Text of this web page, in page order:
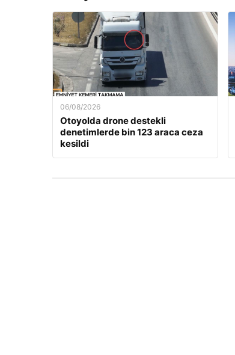
06/08/2026
Otoyolda drone destekli
denetimlerde bin 123 araca ceza
kesildi